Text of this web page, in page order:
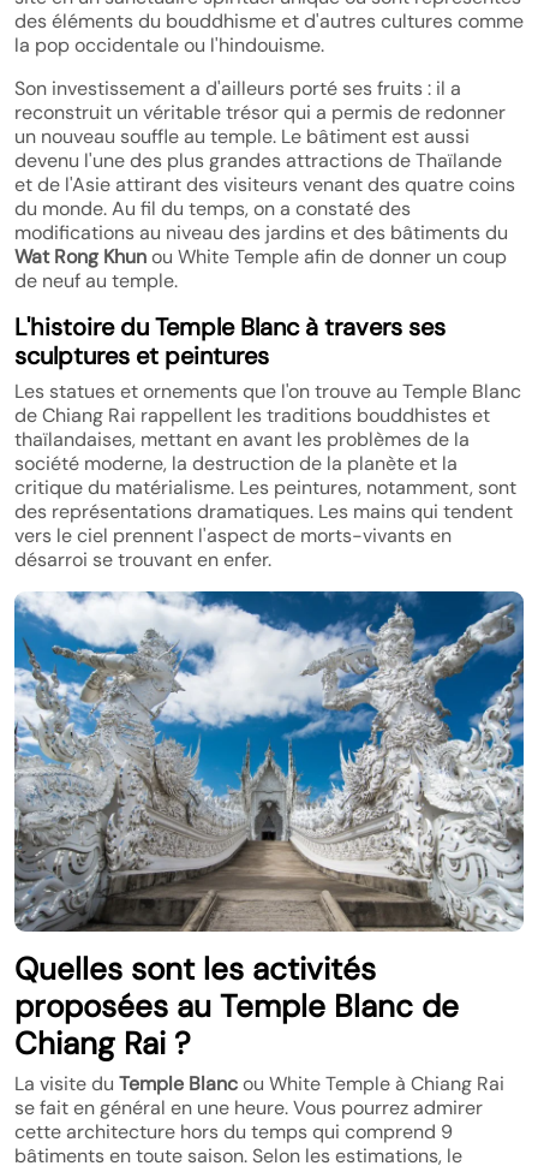
des éléments du bouddhisme et d'autres cultures comme
la pop occidentale ou l'hindouisme.
Son investissement a d'ailleurs porté ses fruits : il a
reconstruit un véritable trésor qui a permis de redonner
un nouveau souffle au temple. Le bâtiment est aussi
devenu l'une des plus grandes attractions de Thaïlande
et de l'Asie attirant des visiteurs venant des quatre coins
du monde. Au fil du temps, on a constaté des
modifications au niveau des jardins et des bâtiments du
Wat Rong Khunou White Temple afin de donner un coup
de neuf au temple.
L'histoire du Temple Blanc à travers ses
sculptures et peintures
Les statues et ornements que l'on trouve au Temple Blanc
de Chiang Rai rappellent les traditions bouddhistes et
thaïlandaises, mettant en avant les problèmes de la
société moderne, la destruction de la planète et la
critique du matérialisme. Les peintures, notamment, sont
des représentations dramatiques. Les mains qui tendent
vers le ciel prennent l'aspect de morts-vivants en
désarroi se trouvant en enfer.
Quelles sont les activités
proposées au Temple Blanc de
Chiang Rai ?
La visite du Temple Blancou White Temple à Chiang Rai
se fait en général en une heure. Vous pourrez admirer
cette architecture hors du temps qui comprend 9
bâtiments en toute saison. Selon les estimations, le